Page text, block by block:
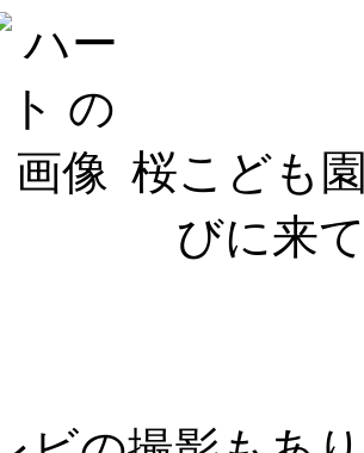
桜こども
びに来